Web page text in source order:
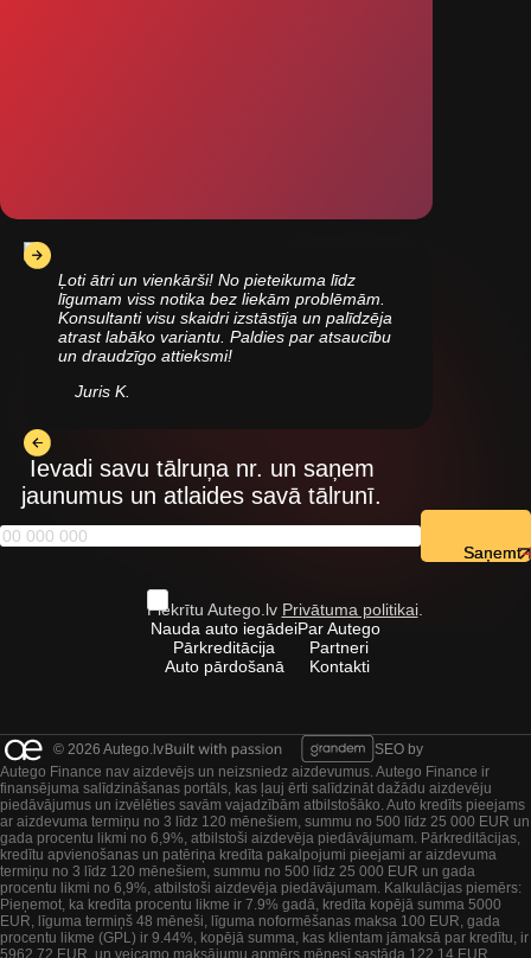
Ļoti ātri un vienkārši! No pieteikuma līdz
līgumam viss notika bez liekām problēmām.
Konsultanti visu skaidri izstāstīja un palīdzēja
atrast labāko variantu. Paldies par atsaucību
un draudzīgo attieksmi!
Juris K.
Ievadi savu tālruņa nr. un saņem
jaunumus un atlaides savā tālrunī.
Piekrītu Autego.lv Privātuma politikai.
Nauda auto iegādei
Pārkreditācija
Auto pārdošanā
Par Autego
Partneri
Kontakti
© 2026 Autego.lv
SEO by
Autego Finance nav aizdevējs un neizsniedz aizdevumus. Autego Finance ir
finansējuma salīdzināšanas portāls, kas ļauj ērti salīdzināt dažādu aizdevēju
piedāvājumus un izvēlēties savām vajadzībām atbilstošāko. Auto kredīts pieejams
ar aizdevuma termiņu no 3 līdz 120 mēnešiem, summu no 500 līdz 25 000 EUR un
gada procentu likmi no 6,9%, atbilstoši aizdevēja piedāvājumam. Pārkreditācijas,
kredītu apvienošanas un patēriņa kredīta pakalpojumi pieejami ar aizdevuma
termiņu no 3 līdz 120 mēnešiem, summu no 500 līdz 25 000 EUR un gada
procentu likmi no 6,9%, atbilstoši aizdevēja piedāvājumam. Kalkulācijas piemērs:
Pieņemot, ka kredīta procentu likme ir 7.9% gadā, kredīta kopējā summa 5000
EUR, līguma termiņš 48 mēneši, līguma noformēšanas maksa 100 EUR, gada
procentu likme (GPL) ir 9.44%, kopējā summa, kas klientam jāmaksā par kredītu, ir
5962.72 EUR, un veicamo maksājumu apmērs mēnesī sastāda 122.14 EUR.